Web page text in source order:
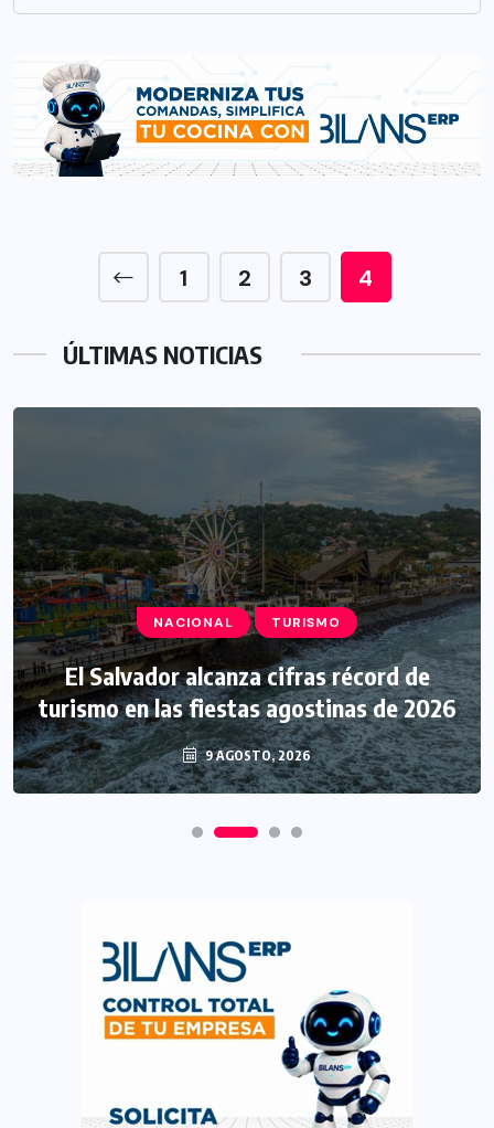
1 2 3 4
ÚLTIMAS NOTICIAS
NACIONAL TURISMO
El Salvador alcanza cifras récord de
turismo en las fiestas agostinas de 2026
9 AGOSTO, 2026